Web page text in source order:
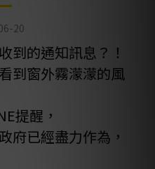
1
0
20
到的通知訊息？！
到窗外霧濛濛的風
提醒，
府已經盡力作為，